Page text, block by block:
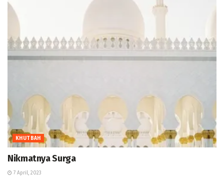
KHUTBAH
Nikmatnya Surga
7 April, 2023